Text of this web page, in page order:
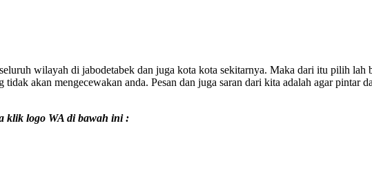
wilayah di jabodetabek dan juga kota kota sekitarnya. Maka dari itu pilih lah
akan mengecewakan anda. Pesan dan juga saran dari kita adalah agar pintar
klik logo WA di bawah ini :